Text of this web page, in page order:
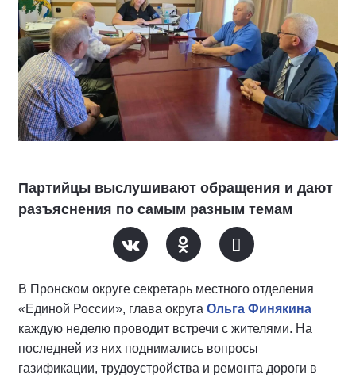
Партийцы выслушивают обращения и дают
разъяснения по самым разным темам
В Пронском округе секретарь местного отделения
«Единой России», глава округа Ольга Финякина
каждую неделю проводит встречи с жителями. На
последней из них поднимались вопросы
газификации, трудоустройства и ремонта дороги в